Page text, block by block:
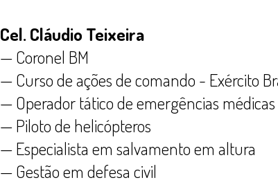
Cel. Cláudio Teixeira
— Coronel BM
— Curso de ações de comando - Exército
— Operador tático de emergências médicas
— Piloto de helicópteros
— Especialista em salvamento em altura
— Gestão em defesa civil